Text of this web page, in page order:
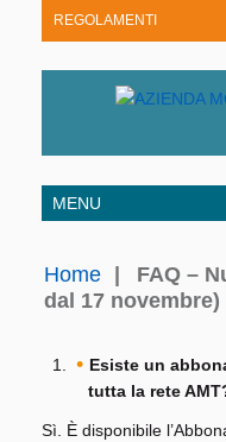
REGOLAMENTI
Home
FAQ –
dal 17 novembre)
Esiste un
tutta la rete
Sì. È disponibile